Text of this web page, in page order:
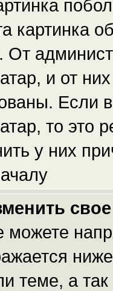
картинка
От
и от
Если
то это
у них
теме, а